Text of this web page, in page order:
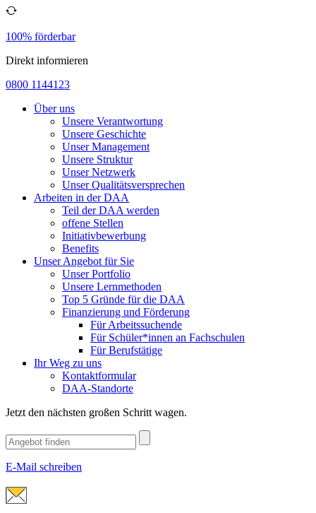
100% förderbar
Direkt informieren
0800 1144123
Über uns
Unsere Verantwortung
Unsere Geschichte
Unser Management
Unsere Struktur
Unser Netzwerk
Unser Qualitätsversprechen
Arbeiten in der DAA
Teil der DAA werden
offene Stellen
Initiativbewerbung
Benefits
Unser Angebot für Sie
Unser Portfolio
Unsere Lernmethoden
Top 5 Gründe für die DAA
Finanzierung und Förderung
Für Arbeitssuchende
Für Schüler*innen an Fachschulen
Für Berufstätige
Ihr Weg zu uns
Kontaktformular
DAA-Standorte
Jetzt den nächsten großen Schritt wagen.
E-Mail schreiben